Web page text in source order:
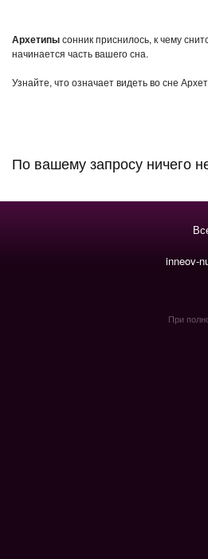
Архетипысонник приснилось, к чему
начинается часть вашего сна.
Узнайте, что означает видеть во сне
По вашему запросу ничего
inneov-
При